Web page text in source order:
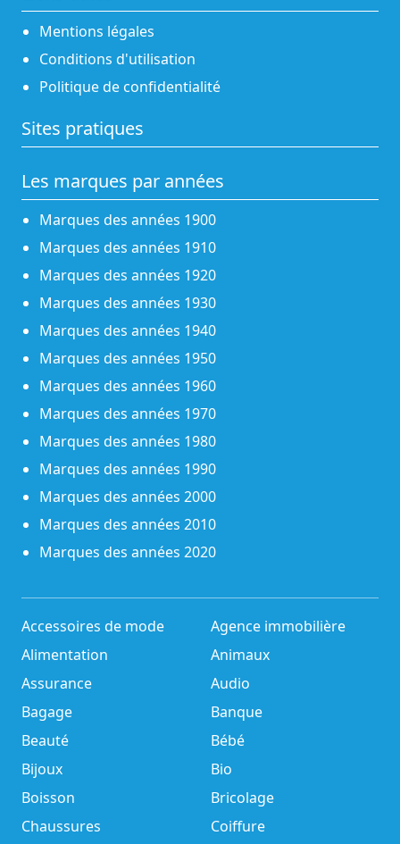
Mentions légales
Conditions d'utilisation
Politique de confidentialité
Sites pratiques
Les marques par années
Marques des années 1900
Marques des années 1910
Marques des années 1920
Marques des années 1930
Marques des années 1940
Marques des années 1950
Marques des années 1960
Marques des années 1970
Marques des années 1980
Marques des années 1990
Marques des années 2000
Marques des années 2010
Marques des années 2020
Accessoires de mode
Agence immobilière
Alimentation
Animaux
Assurance
Audio
Bagage
Banque
Beauté
Bébé
Bijoux
Bio
Boisson
Bricolage
Chaussures
Coiffure